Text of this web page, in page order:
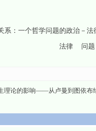
系：一个哲学问题的政治－法
法律 问题
理论的影响——从卢曼到图依布